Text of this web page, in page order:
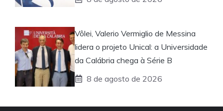
Vôlei, Valerio Vermiglio de Messina
lidera o projeto Unical: a Universidade
da Calábria chega à Série B
8 de agosto de 2026